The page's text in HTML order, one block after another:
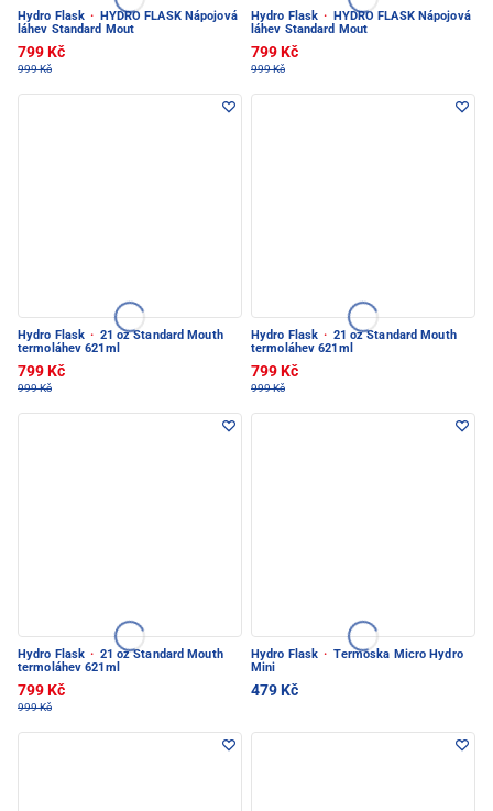
Hydro Flask ·
HYDRO FLASK Nápojová
láhev Standard Mout
799 Kč
999 Kč
Hydro Flask ·
HYDRO FLASK Nápojová
láhev Standard Mout
799 Kč
999 Kč
Hydro Flask · 21 oz Standard Mouth
termoláhev 621ml
799 Kč
999 Kč
Hydro Flask · 21 oz Standard Mouth
termoláhev 621ml
799 Kč
999 Kč
Hydro Flask · 21 oz Standard Mouth
termoláhev 621ml
799 Kč
999 Kč
Hydro Flask · Termoska Micro Hydro
Mini
479 Kč